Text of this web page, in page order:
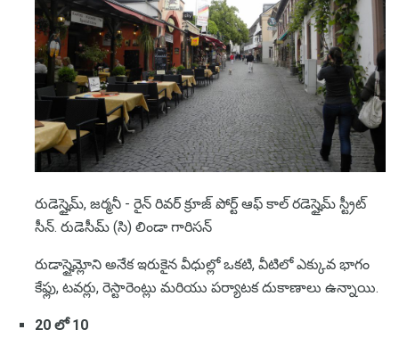
రుడెస్హైమ్, జర్మనీ - రైన్ రివర్ క్రూజ్ పోర్ట్ ఆఫ్ కాల్ రడెస్హైమ్ స్ట్రీట్
సీన్. రుడెసీమ్ (సి) లిండా గారిసన్
రుడాస్హైమ్లోని అనేక ఇరుకైన వీధుల్లో ఒకటి, వీటిలో ఎక్కువ భాగం
కేఫ్లు, టవర్లు, రెస్టారెంట్లు మరియు పర్యాటక దుకాణాలు ఉన్నాయి.
20 లో 10